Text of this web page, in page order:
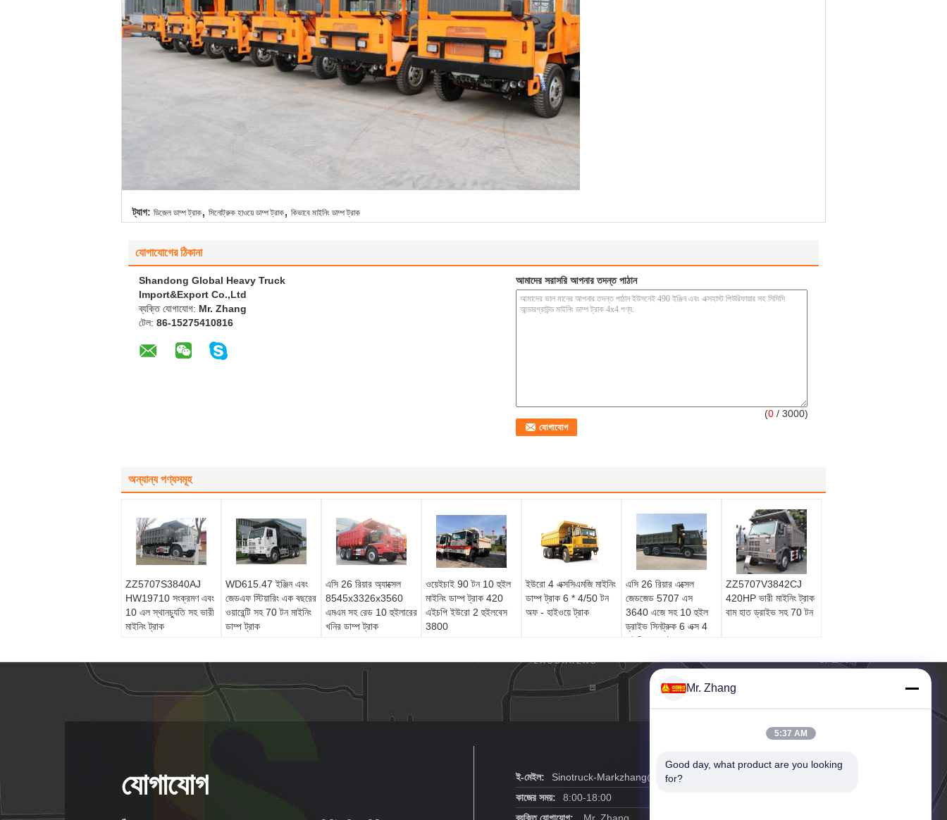
ট্যাগ: ডিজেল ডাম্প ট্রাক, সিনোট্রুক হাওয়ে ডাম্প ট্রাক, কিভাবে মাইনিং ডাম্প ট্রাক
যোগাযোগের ঠিকানা
Shandong Global Heavy Truck
Import&Export Co.,Ltd
ব্যক্তি যোগাযোগ: Mr. Zhang
টেল: 86-15275410816
আমাদের সরাসরি আপনার তদন্ত পাঠান
(0 / 3000)
অন্যান্য পণ্যসমূহ
ZZ5707S3840AJ
HW19710 সংক্রমণ এবং
10 এল স্থানচ্যুতি সহ ভারী
মাইনিং ট্রাক
WD615.47 ইঞ্জিন এবং
জেডএফ স্টিয়ারিং এক বছরের
ওয়ারেন্টি সহ 70 টন মাইনিং
ডাম্প ট্রাক
এসি 26 রিয়ার অ্যাক্সেল
8545x3326x3560
এমএম সহ রেড 10 হুইলারের
খনির ডাম্প ট্রাক
ওয়েইচাই 90 টন 10 হুইল
মাইনিং ডাম্প ট্রাক 420
এইচপি ইউরো 2 হুইলবেস
3800
ইউরো 4 এক্সসিএমজি মাইনিং
ডাম্প ট্রাক 6 * 4/50 টন
অফ - হাইওয়ে ট্রাক
এসি 26 রিয়ার এক্সেল
জেডজেড 5707 এস
3640 এজে সহ 10 হুইল
ড্রাইভ সিনট্রুক 6 এক্স 4
মাইনিং ডাম্প ট্রাক
ZZ5707V3842CJ
420HP ভারী মাইনিং ট্রাক
বাম হাত ড্রাইভ সহ 70 টন
যোগাযোগ ই-মেইল:
Sinotruck-Markzhang@vip.163.com
কাজের সময়:
8:00-18:00
Mr. Zhang
5:37 AM
Good day, what product are you looking
for?